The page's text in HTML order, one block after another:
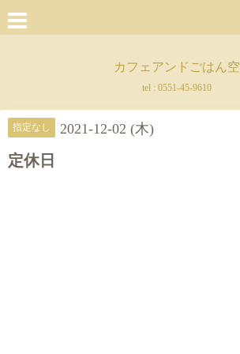
カフェアンドごはん空
tel : 0551-45-9610
指定なし 2021-12-02 (木)
定休日